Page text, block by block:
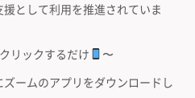
援として利用を推進されていま
リックするだけ
〜
ームのアプリをダウンロードし